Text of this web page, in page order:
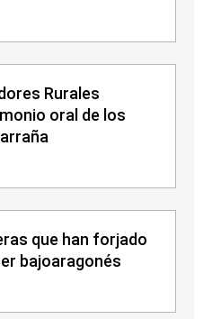
Rurales
oral de los
que han forjado
bajoaragonés